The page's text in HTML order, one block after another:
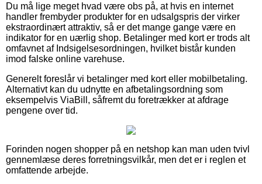
Du må lige meget hvad være obs på, at hvis en internet
handler frembyder produkter for en udsalgspris der virker
ekstraordinært attraktiv, så er det mange gange være en
indikator for en uærlig shop. Betalinger med kort er trods alt
omfavnet af Indsigelsesordningen, hvilket bistår kunden
imod falske online varehuse.
Generelt foreslår vi betalinger med kort eller mobilbetaling.
Alternativt kan du udnytte en afbetalingsordning som
eksempelvis ViaBill, såfremt du foretrækker at afdrage
pengene over tid.
Forinden nogen shopper på en netshop kan man uden tvivl
gennemlæse deres forretningsvilkår, men det er i reglen et
omfattende arbejde.